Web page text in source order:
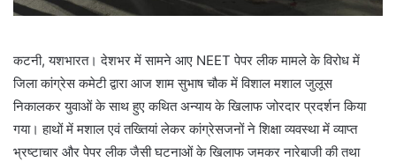
कटनी, यशभारत। देशभर में सामने आए NEET पेपर लीक मामले के विरोध में
जिला कांग्रेस कमेटी द्वारा आज शाम सुभाष चौक में विशाल मशाल जुलूस
निकालकर युवाओं के साथ हुए कथित अन्याय के खिलाफ जोरदार प्रदर्शन किया
गया। हाथों में मशाल एवं तख्तियां लेकर कांग्रेसजनों ने शिक्षा व्यवस्था में व्याप्त
भ्रष्टाचार और पेपर लीक जैसी घटनाओं के खिलाफ जमकर नारेबाजी की तथा